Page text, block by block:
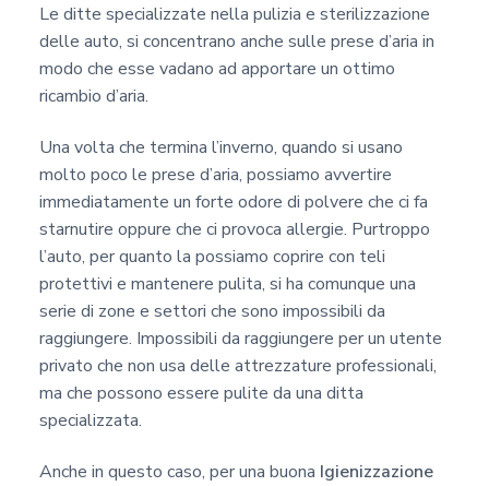
Le ditte specializzate nella pulizia e sterilizzazione
delle auto, si concentrano anche sulle prese d’aria in
modo che esse vadano ad apportare un ottimo
ricambio d’aria.
Una volta che termina l’inverno, quando si usano
molto poco le prese d’aria, possiamo avvertire
immediatamente un forte odore di polvere che ci fa
starnutire oppure che ci provoca allergie. Purtroppo
l’auto, per quanto la possiamo coprire con teli
protettivi e mantenere pulita, si ha comunque una
serie di zone e settori che sono impossibili da
raggiungere. Impossibili da raggiungere per un utente
privato che non usa delle attrezzature professionali,
ma che possono essere pulite da una ditta
specializzata.
Anche in questo caso, per una buona Igienizzazione